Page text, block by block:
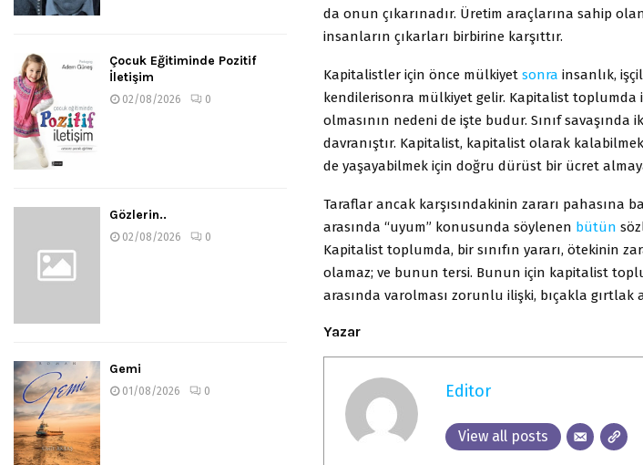
da onun çıkarınadır. Üretim araçlarına sahip
insanların çıkarları birbirine karşıttır.
Kapitalistler için önce mülkiyet sonra insanlık,
kendilerisonra mülkiyet gelir. Kapitalist toplumda
olmasının nedeni de işte budur. Sınıf
davranıştır. Kapitalist, kapitalist olarak
de yaşayabilmek için doğru dürüst bir ücret
Taraflar ancak karşısındakinin zararı pahasına
arasında “uyum” konusunda söylenen bütün
Kapitalist toplumda, bir sınıfın yararı, ötekinin
olamaz; ve bunun tersi. Bunun için kapitalist
arasında varolması zorunlu ilişki, bıçakla gırtlak
Yazar
Editor
View all posts
Çocuk Eğitiminde Pozitif
İletişim
02/08/2026 0
Gözlerin..
02/08/2026 0
Gemi
01/08/2026 0